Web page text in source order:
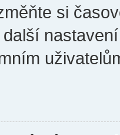
si